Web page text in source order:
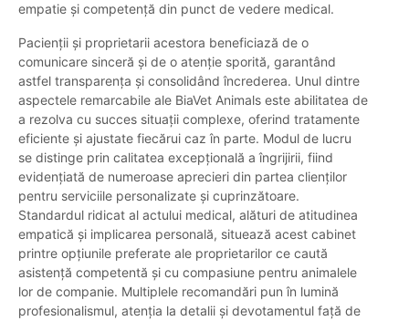
empatie și competență din punct de vedere medical.
Pacienții și proprietarii acestora beneficiază de o
comunicare sinceră și de o atenție sporită, garantând
astfel transparența și consolidând încrederea. Unul dintre
aspectele remarcabile ale BiaVet Animals este abilitatea de
a rezolva cu succes situații complexe, oferind tratamente
eficiente și ajustate fiecărui caz în parte. Modul de lucru
se distinge prin calitatea excepțională a îngrijirii, fiind
evidențiată de numeroase aprecieri din partea clienților
pentru serviciile personalizate și cuprinzătoare.
Standardul ridicat al actului medical, alături de atitudinea
empatică și implicarea personală, situează acest cabinet
printre opțiunile preferate ale proprietarilor ce caută
asistență competentă și cu compasiune pentru animalele
lor de companie. Multiplele recomandări pun în lumină
profesionalismul, atenția la detalii și devotamentul față de